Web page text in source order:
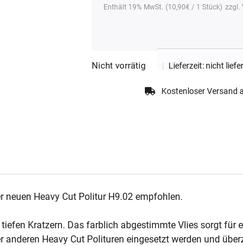
Enthält 19% MwSt. (10,90€ / 1 Stück) zzgl.
Nicht vorrätig | Lieferzeit: nicht
Kostenloser Versand
neuen Heavy Cut Politur H9.02 empfohlen.
Kratzern. Das farblich abgestimmte Vlies sorgt für
Heavy Cut Polituren eingesetzt werden und